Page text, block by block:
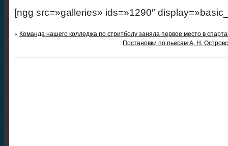
[ngg src=»galleries» ids=»1290″
« Команда нашего колледжа по стритболу заняла первое место в
Постановки по пьесам А. Н.